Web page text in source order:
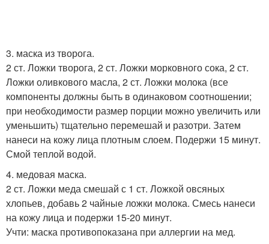
3. маска из творога.
2 ст. Ложки творога, 2 ст. Ложки морковного сока, 2 ст.
Ложки оливкового масла, 2 ст. Ложки молока (все
компоненты должны быть в одинаковом соотношении;
при необходимости размер порции можно увеличить или
уменьшить) тщательно перемешай и разотри. Затем
нанеси на кожу лица плотным слоем. Подержи 15 минут.
Смой теплой водой.
4. медовая маска.
2 ст. Ложки меда смешай с 1 ст. Ложкой овсяных
хлопьев, добавь 2 чайные ложки молока. Смесь нанеси
на кожу лица и подержи 15-20 минут.
Учти: маска противопоказана при аллергии на мед.